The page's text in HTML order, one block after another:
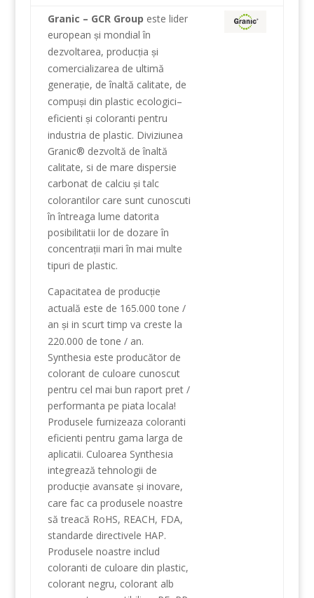
Granic – GCR Group este lider
european și mondial în
dezvoltarea, producția și
comercializarea de ultimă
generație, de înaltă calitate, de
compuși din plastic ecologici–
eficienti și coloranti pentru
industria de plastic. Diviziunea
Granic® dezvoltă de înaltă
calitate, si de mare dispersie
carbonat de calciu și talc
colorantilor care sunt cunoscuti
în întreaga lume datorita
posibilitatii lor de dozare în
concentrații mari în mai multe
tipuri de plastic.
Capacitatea de producție
actuală este de 165.000 tone /
an și in scurt timp va creste la
220.000 de tone / an.
Synthesia este producător de
colorantde culoare cunoscut
pentru cel mai bun raport pret /
performanta pe piata locala!
Produsele furnizeaza coloranti
eficienti pentru gama larga de
aplicatii. Culoarea Synthesia
integrează tehnologii de
producție avansate și inovare,
care fac ca produsele noastre
să treacă RoHS, REACH, FDA,
standarde directivele HAP.
Produsele noastre includ
coloranti de culoare din plastic,
colorant negru, colorant alb